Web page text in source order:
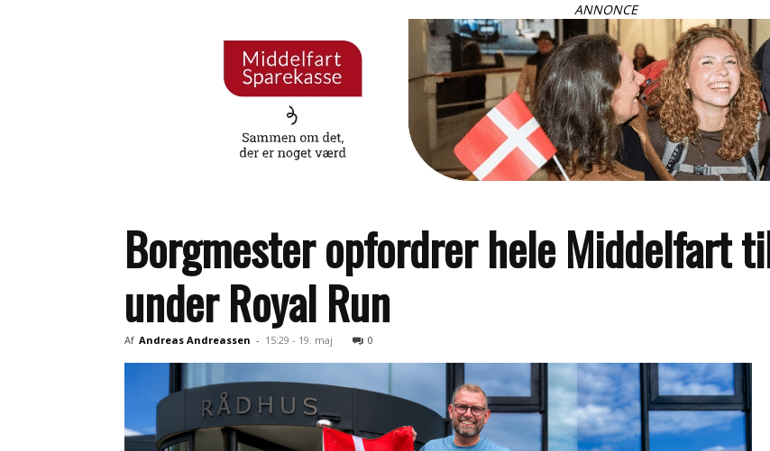
ANNONCE
Borgmester opfordrer hele Middelfart
under Royal Run
Af Andreas Andreassen - 15:29 - 19. maj 0